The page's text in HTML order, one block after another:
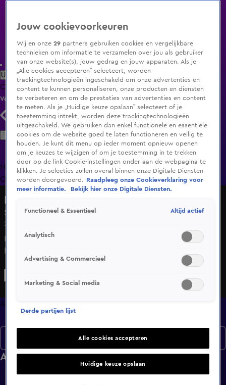
Uitzending Gemist Populaire programma's Zenders Genres
ClipsFilmsRadioSmart TV inlogShop
Volg KIJK
Zoeken
HomeUitzending Gemist Programma's De Bondgenoten
OranjezomerLivestreamsShop
Seizoen 2, aflevering 1
28 juli 2019, 21:25
Foute Boel legt met de verborgen camera vast hoe een
huurbemiddelaar woningzoekenden onterecht
bemiddelingskosten vraagt. Als huurders vervolgens hun
woede. Ook helpt Jens Olde Kalter een huisbaas die last
heeft van een helse huurder.
Afleveringen
Afleveringen
Jouw cookievoorkeuren
Wij en onze29 partners gebruiken cookies en vergelijkbare
technieken om informatie te verzamelen over jou als gebruiker
van onze website(s), jouw gedrag en jouw apparaten. Als je
„Alle cookies accepteren” selecteert, worden
trackingtechnologieën ingeschakeld om onze advertenties en
content te kunnen personaliseren, onze producten en diensten
te verbeteren en om de prestaties van advertenties en content
te meten. Als je „Huidige keuze opslaan” selecteert of je
toestemming intrekt, worden deze trackingtechnologieën
uitgeschakeld. We gebruiken dan enkel functionele en essentiële
cookies om de website goed te laten functioneren en veilig te
houden. Je kunt dit menu op ieder moment opnieuw openen
om je keuzes te wijzigen of om je toestemming in te trekken
door op de link Cookie-instellingen onder aan de webpagina te
klikken. Je selecties zullen overal binnen onze Digitale Diensten
worden doorgevoerd.
Raadpleeg onze Cookieverklaring voor
meer informatie.
Bekijk hier onze Digitale Diensten.
Functioneel & Essentieel Altijd actief
Analytisch
Advertising & Commercieel
Marketing & Social media
Derde partijen lijst
Alle cookies accepteren
Huidige keuze opslaan